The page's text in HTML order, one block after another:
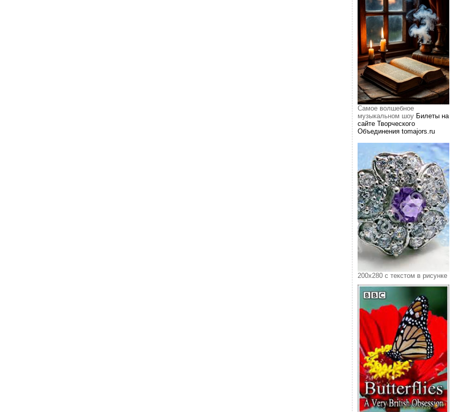
Самое волшебное
музыкальном шоуБилеты на
сайте Творческого
Объединения tomajors.ru
200х280 с текстом в рисунке